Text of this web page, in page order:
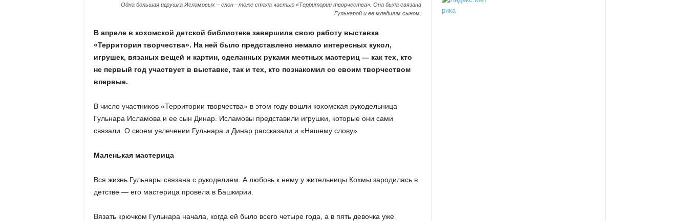
Одна большая игрушка Исламовых – слон - тоже стала частью «Территории творчества». Она была связана
Гульнарой и ее младшим сыном.
В апреле в кохомской детской библиотеке завершила свою работу выставка
«Территория творчества». На ней было представлено немало интересных кукол,
игрушек, вязаных вещей и картин, сделанных руками местных мастериц — как тех, кто
не первый год участвует в выставке, так и тех, кто познакомил со своим творчеством
впервые.
В число участников «Территории творчества» в этом году вошли кохомская рукодельница
Гульнара Исламова и ее сын Динар. Исламовы представили игрушки, которые они сами
связали. О своем увлечении Гульнара и Динар рассказали и «Нашему слову».
Маленькая мастерица
Вся жизнь Гульнары связана с рукоделием. А любовь к нему у жительницы Кохмы зародилась в
детстве — его мастерица провела в Башкирии.
Вязать крючком Гульнара начала, когда ей было всего четыре года, а в пять девочка уже